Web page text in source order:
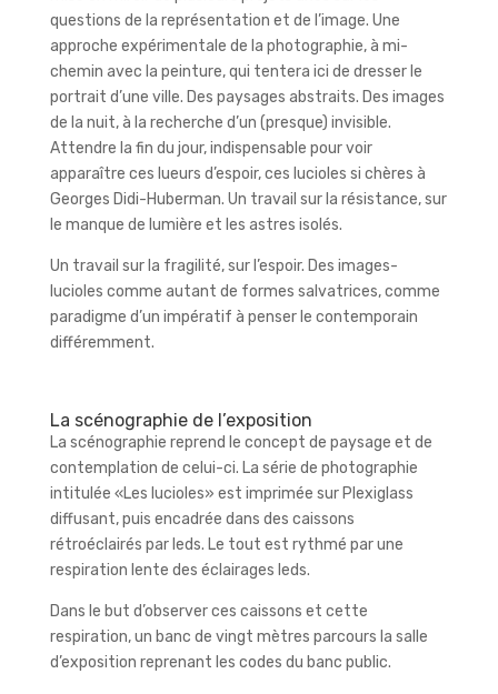
questions de la représentation et de l’image. Une
approche expérimentale de la photographie, à mi-
chemin avec la peinture, qui tentera ici de dresser le
portrait d’une ville. Des paysages abstraits. Des images
de la nuit, à la recherche d’un (presque) invisible.
Attendre la fin du jour, indispensable pour voir
apparaître ces lueurs d’espoir, ces lucioles si chères à
Georges Didi-Huberman. Un travail sur la résistance, sur
le manque de lumière et les astres isolés.
Un travail sur la fragilité, sur l’espoir. Des images-
lucioles comme autant de formes salvatrices, comme
paradigme d’un impératif à penser le contemporain
différemment.
La scénographie de l’exposition
La scénographie reprend le concept de paysage et de
contemplation de celui-ci. La série de photographie
intitulée «Les lucioles» est imprimée sur Plexiglass
diffusant, puis encadrée dans des caissons
rétroéclairés par leds. Le tout est rythmé par une
respiration lente des éclairages leds.
Dans le but d’observer ces caissons et cette
respiration, un banc de vingt mètres parcours la salle
d’exposition reprenant les codes du banc public.